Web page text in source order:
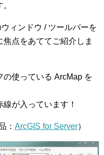
ィンドウ / ツールバーを
点をあててご紹介しま
使っている ArcMap を
が入っています！
： ArcGIS for Server）